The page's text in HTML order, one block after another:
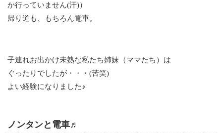
か行っていません(汗)）
帰り道も、もちろん電車。
子連れお出かけ未熟な私たち姉妹（ママたち）は
ぐったりでしたが・・・(苦笑)
よい経験になりました♪
ノンタンと電車♬